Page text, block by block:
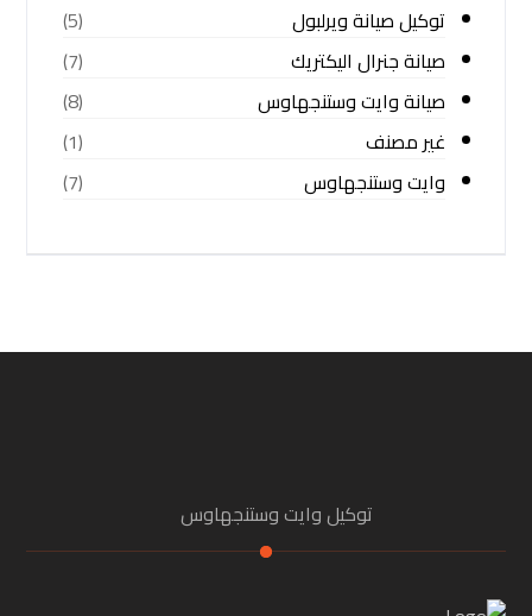
توكيل صيانة ويرلبول
(5)
صيانة جنرال اليكتريك
(7)
صيانة وايت وستنجهاوس
(8)
غير مصنف
(1)
وايت وستنجهاوس
(7)
توكيل وايت وستنجهاوس